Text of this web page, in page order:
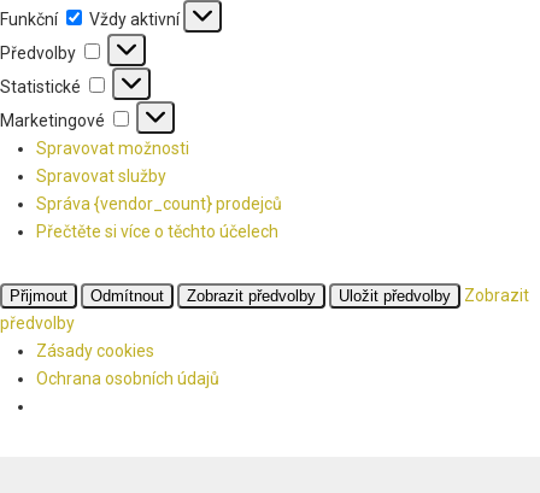
Funkční
Funkční
Vždy aktivní
Předvolby
Předvolby
Statistické Statistické
Marketingové
Marketingové
Spravovat možnosti
Spravovat služby
Správa {vendor_count} prodejců
Přečtěte si více o těchto účelech
Přijmout Odmítnout Zobrazit předvolby Uložit předvolby
Zobrazit
předvolby
Zásady cookies
Ochrana osobních údajů